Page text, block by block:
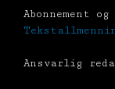
Abonnement
Ansvarlig